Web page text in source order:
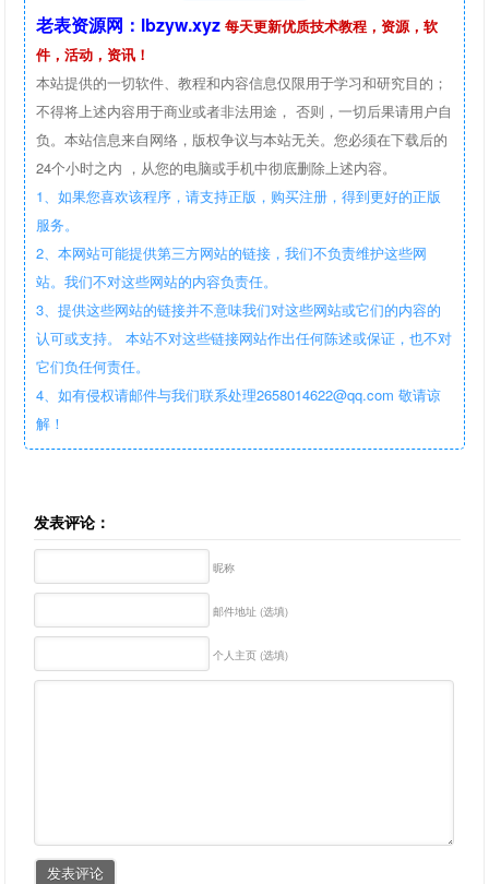
老表资源网：lbzyw.xyz 每天更新优质技术教程，资源，软
件，活动，资讯！
本站提供的一切软件、教程和内容信息仅限用于学习和研究目的；
不得将上述内容用于商业或者非法用途， 否则，一切后果请用户自
负。本站信息来自网络，版权争议与本站无关。您必须在下载后的
24个小时之内 ，从您的电脑或手机中彻底删除上述内容。
1、如果您喜欢该程序，请支持正版，购买注册，得到更好的正版
服务。
2、本网站可能提供第三方网站的链接，我们不负责维护这些网
站。我们不对这些网站的内容负责任。
3、提供这些网站的链接并不意味我们对这些网站或它们的内容的
认可或支持。 本站不对这些链接网站作出任何陈述或保证，也不对
它们负任何责任。
4、如有侵权请邮件与我们联系处理2658014622@qq.com 敬请谅
解！
发表评论：
昵称
邮件地址 (选填)
个人主页 (选填)